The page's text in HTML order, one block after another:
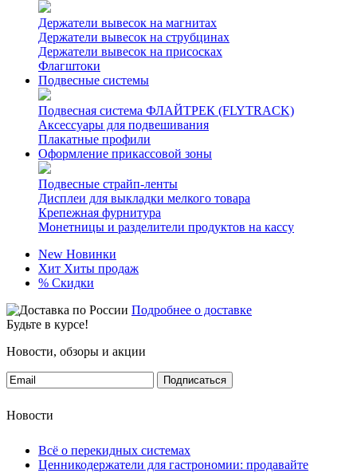
Держатели вывесок на магнитах
Держатели вывесок на струбцинах
Держатели вывесок на присосках
Флагштоки
Подвесные системы
Подвесная система ФЛАЙТРЕК (FLYTRACK)
Аксессуары для подвешивания
Плакатные профили
Оформление прикассовой зоны
Подвесные страйп-ленты
Дисплеи для выкладки мелкого товара
Крепежная фурнитура
Монетницы и разделители продуктов на кассу
New Новинки
Хит Хиты продаж
% Скидки
Подробнее о доставке
Будьте в курсе!
Новости, обзоры и акции
Подписаться
Новости
Всё о перекидных системах
Ценникодержатели для гастрономии: продавайте